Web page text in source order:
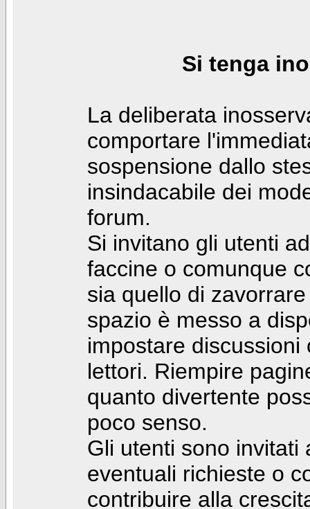
Si tenga
La deliberata
comportare
sospensione dallo
insindacabile dei
forum.
Si invitano gli utenti
faccine o comunque
sia quello di
spazio è messo a
impostare
lettori. Riempire
quanto divertente
poco senso.
Gli utenti sono invitati
eventuali richieste o
contribuire alla